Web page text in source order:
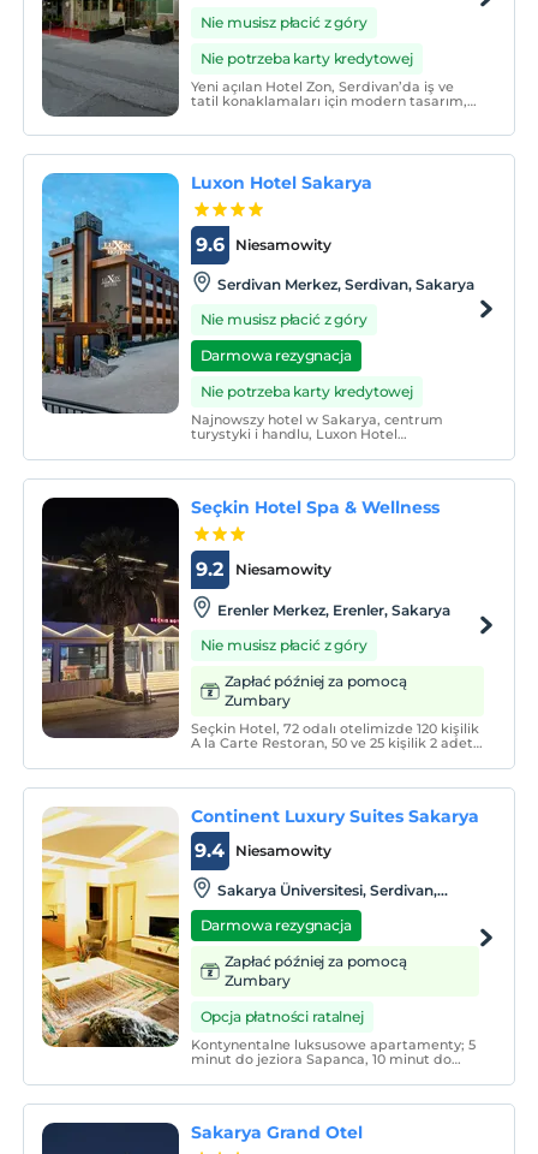
Nie musisz płacić z góry
Nie potrzeba karty kredytowej
Yeni açılan Hotel Zon, Serdivan’da iş ve
tatil konaklamaları için modern tasarım,
Luxon Hotel Sakarya
Niesamowity
9.6
Serdivan Merkez, Serdivan, Sakarya
Nie musisz płacić z góry
Darmowa rezygnacja
Nie potrzeba karty kredytowej
Najnowszy hotel w Sakarya, centrum
turystyki i handlu, Luxon Hotel
gości z 65 pokojami, 2 salami
konferencyjnymi oraz strefą kawiarniano-
najbardziej ekskluzywne kawy świata.
Seçkin Hotel Spa & Wellness
Niesamowity
9.2
Erenler Merkez, Erenler, Sakarya
Nie musisz płacić z góry
Zapłać później za pomocą
Zumbary
Seçkin Hotel, 72 odalı otelimizde 120 kişilik
A la Carte Restoran, 50 ve 25 kişilik 2 adet
bulunmaktadır. sauna, Türk Hamamı,
buhar odası ve fitness center kullanımı
Continent Luxury Suites Sakarya
Niesamowity
9.4
Sakarya Üniversitesi, Serdivan,
Darmowa rezygnacja
Zapłać później za pomocą
Zumbary
Opcja płatności ratalnej
Kontynentalne luksusowe apartamenty; 5
minut do jeziora Sapanca, 10 minut do
Uniwersytetu Sakarya.
Sakarya Grand Otel